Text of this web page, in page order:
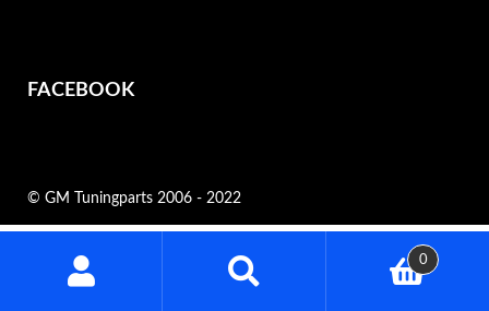
FACEBOOK
© GM Tuningparts 2006 - 2022
0